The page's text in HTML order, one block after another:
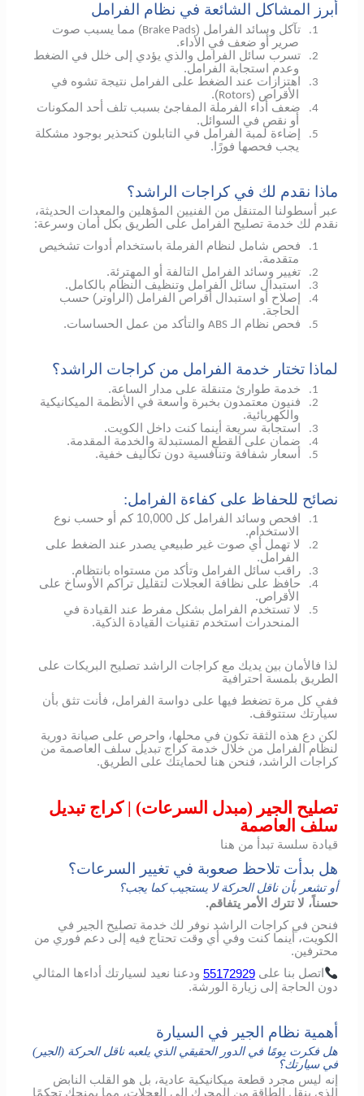
أبرز المشاكل الشائعة في نظام الفرامل
1. تآكل وسائد الفرامل (Brake Pads) مما يسبب صوت
صرير أو ضعف في الأداء.
2.
تسرب سائل الفرامل والذي يؤدي إلى خلل في الضغط
وعدم استجابة الفرامل.
3.
اهتزازات عند الضغط على الفرامل نتيجة تشوه في
الأقراص (Rotors
).
4.
ضعف أداء الفرملة المفاجئ بسبب تلف أحد المكونات
أو نقص في السوائل.
5.
إضاءة لمبة الفرامل في التابلون كتحذير بوجود مشكلة
يجب فحصها فورًا.
ماذا نقدم لك في كراجات الراشد؟
عبر أسطولنا المتنقل من الفنيين المؤهلين والمعدات الحديثة،
نقدم لك خدمة تصليح الفرامل على الطريق بكل أمان وسرعة:
1.
فحص شامل لنظام الفرملة باستخدام أدوات تشخيص
متقدمة.
2. تغيير وسائد الفرامل التالفة أو المهترئة.
3. استبدال سائل الفرامل وتنظيف النظام بالكامل.
4.
إصلاح أو استبدال أقراص الفرامل (الراوتر) حسب
الحاجة.
5. فحص نظام الـABS والتأكد من عمل الحساسات.
لماذا تختار خدمة الفرامل من كراجات الراشد؟
1. خدمة طوارئ متنقلة على مدار الساعة.
2.
فنيون معتمدون بخبرة واسعة في الأنظمة الميكانيكية
والكهربائية.
3. استجابة سريعة أينما كنت داخل الكويت.
4. ضمان على القطع المستبدلة والخدمة المقدمة.
5. أسعار شفافة وتنافسية دون تكاليف خفية.
نصائح للحفاظ على كفاءة الفرامل:
1.
افحص وسائد الفرامل كل 10,000 كم أو حسب نوع
الاستخدام.
2.
لا تهمل أي صوت غير طبيعي يصدر عند الضغط على
الفرامل.
3. راقب سائل الفرامل وتأكد من مستواه بانتظام.
4.
حافظ على نظافة العجلات لتقليل تراكم الأوساخ على
الأقراص.
5.
لا تستخدم الفرامل بشكل مفرط عند القيادة في
المنحدرات استخدم تقنيات القيادة الذكية.
لذا فالأمان بين يديك مع كراجات الراشد تصليح البريكات على
الطريق بلمسة احترافية
ففي كل مرة تضغط فيها على دواسة الفرامل، فأنت تثق بأن
سيارتك ستتوقف.
لكن دع هذه الثقة تكون في محلها، واحرص على صيانة دورية
لنظام الفرامل من خلال خدمة كراج تبديل سلف العاصمة من
كراجات الراشد، فنحن هنا لحمايتك على الطريق.
تصليح الجير (مبدل السرعات) | كراج تبديل
سلف العاصمة
قيادة سلسة تبدأ من هنا
هل بدأت تلاحظ صعوبة في تغيير السرعات؟
أو تشعر بأن ناقل الحركة لا يستجيب كما يجب؟
حسناً، لا تترك الأمر يتفاقم.
فنحن في كراجات الراشد نوفر لك خدمة تصليح الجير في
الكويت، أينما كنت وفي أي وقت تحتاج فيه إلى دعم فوري من
محترفين.
اتصل بنا على55172929 ودعنا نعيد لسيارتك أداءها
المثالي
دون الحاجة إلى زيارة الورشة.
أهمية نظام الجير في السيارة
هل فكرت يومًا في الدور الحقيقي الذي يلعبه ناقل الحركة (الجير)
في سيارتك؟
إنه ليس مجرد قطعة ميكانيكية عادية، بل هو القلب النابض
الذي ينقل الطاقة من المحرك إلى العجلات، مما يمنحك تحكمًا